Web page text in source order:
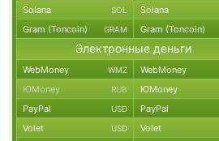
Solana SOL Solana
Gram (Toncoin) GRAM Gram (Toncoin)
Электронные деньги
WebMoney WMZ WebMoney
ЮMoney RUB ЮMoney
PayPal USD PayPal
Volet USD Volet